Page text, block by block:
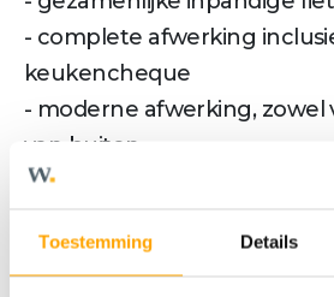
Toestemming Details
- complete afwerking
keukencheque
- moderne afwerking, zowel
van buiten
- 4 zeer ruime penthouses
Woningtype Penthouse F: